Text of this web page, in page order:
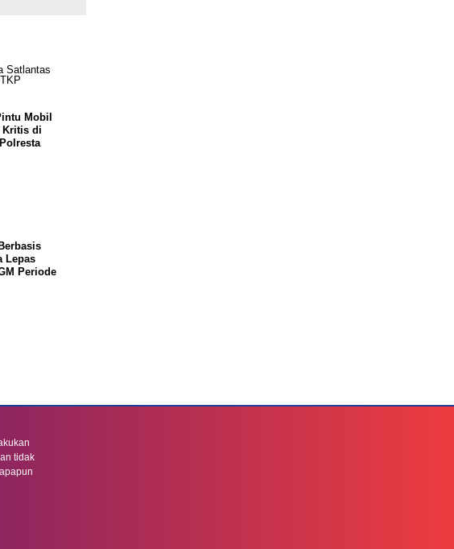
Mobil
Kritis di
Lepas
Periode
tidak